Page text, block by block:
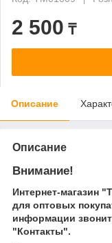
2 500 ₸
Описание
Описание
Внимание!
Интернет-магазин
для оптовых
информации
"Контакты".